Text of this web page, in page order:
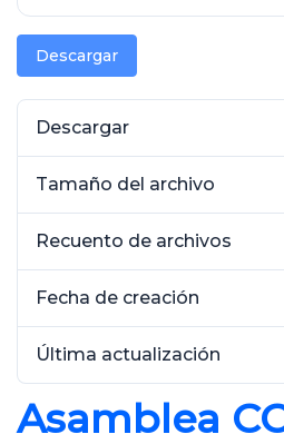
Descargar
Descargar
Tamaño del archivo
Recuento de archivos
Fecha de creación
Última actualización
Asamblea